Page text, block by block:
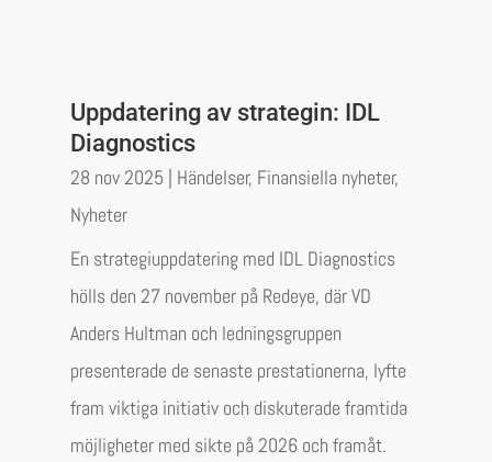
Uppdatering av strategin: IDL
Diagnostics
28 nov 2025 | Händelser, Finansiella nyheter,
Nyheter
En strategiuppdatering med IDL Diagnostics
hölls den 27 november på Redeye, där VD
Anders Hultman och ledningsgruppen
presenterade de senaste prestationerna, lyfte
fram viktiga initiativ och diskuterade framtida
möjligheter med sikte på 2026 och framåt.